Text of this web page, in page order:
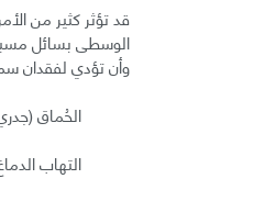
قد تؤثر كثير من
الوسطى بسائل
وأن تؤدي لفقدان
الحُماق
التهاب